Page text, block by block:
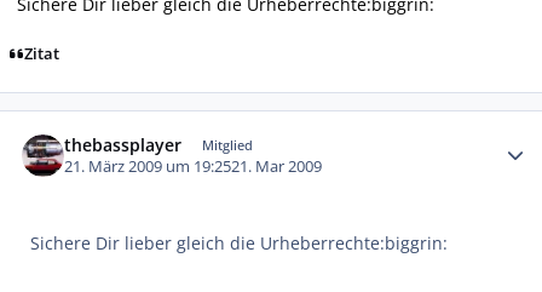
Zitat
thebassplayer Mitglied
21. März 2009 um 19:2521. Mar 2009
Sichere Dir lieber gleich die Urheberrechte:biggrin: